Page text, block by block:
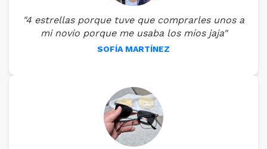
"4 estrellas porque tuve que comprarles unos a
mi novio porque me usaba los míos jaja"
SOFÍA MARTÍNEZ